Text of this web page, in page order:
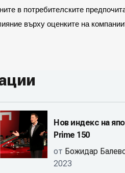
в потребителските
върху оценките на
Нов индекс на
Prime 150
от Божидар
2023